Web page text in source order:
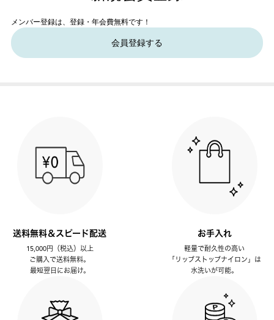
メンバー登録は、登録・年会費無料です！
会員登録する
送料無料＆スピード配送
15,000円（税込）以上
ご購入で送料無料。
最短翌日にお届け。
お手入れ
軽量で耐久性の高い
「リップストップナイロン」は
水洗いが可能。